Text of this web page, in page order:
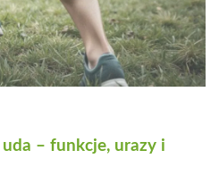
– funkcje, urazy i